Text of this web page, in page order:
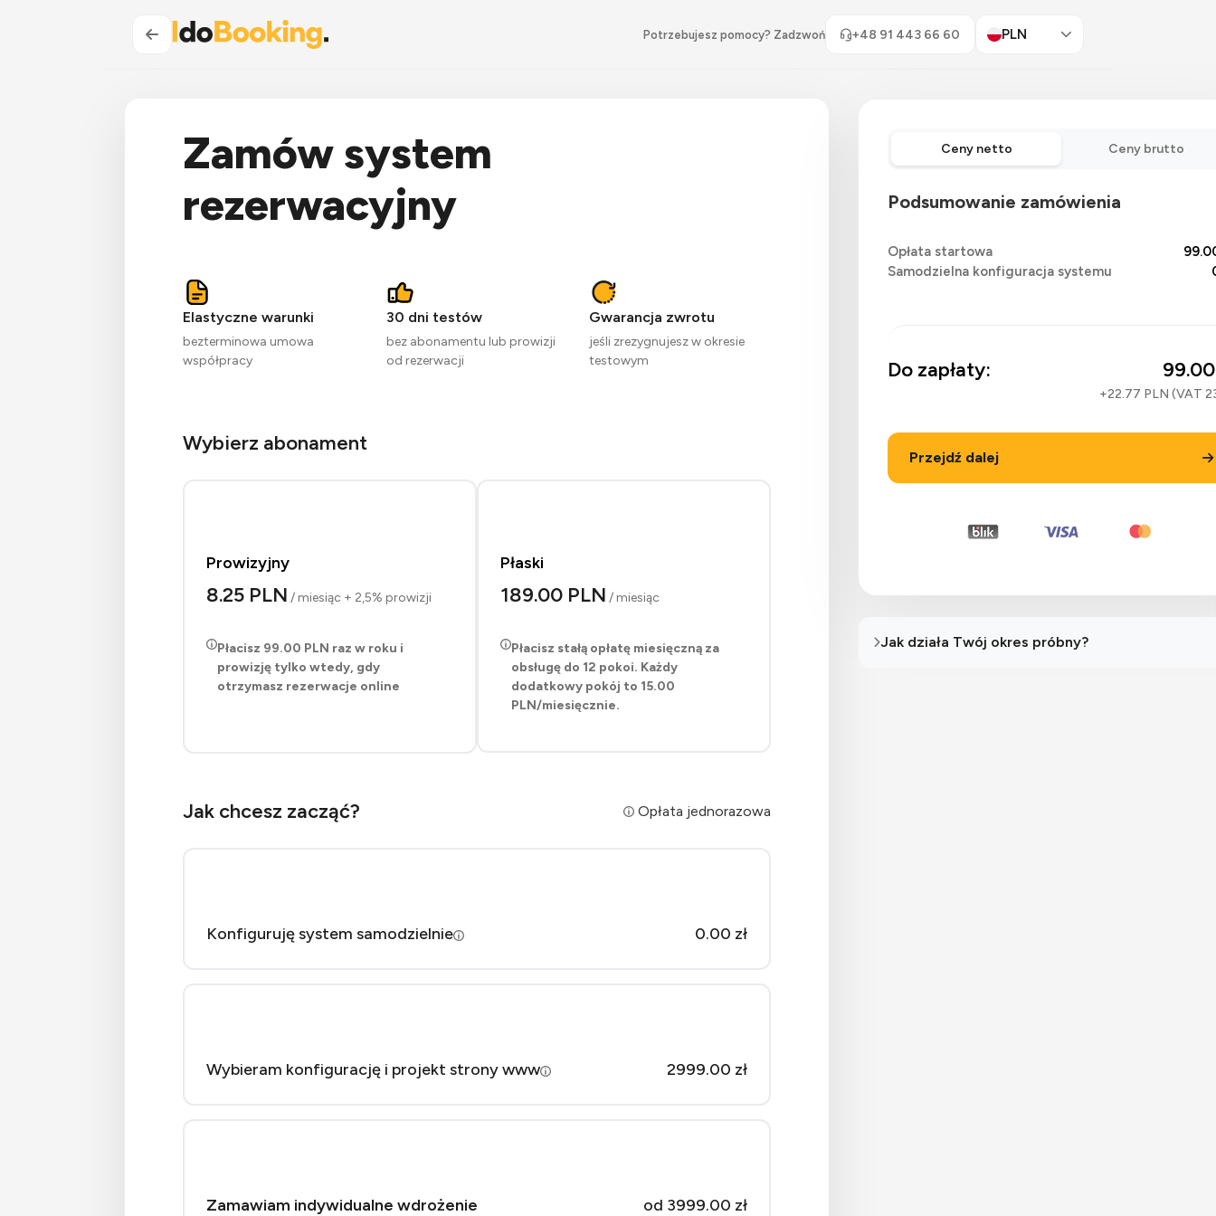
Potrzebujesz pomocy? Zadzwoń +48 91 443 66 60 PLN
Zamów system
rezerwacyjny
Elastyczne warunki
bezterminowa umowa
współpracy
30 dni testów
bez abonamentu lub prowizji
od rezerwacji
Gwarancja zwrotu
jeśli zrezygnujesz w okresie
testowym
Wybierz abonament
Prowizyjny
8.25 PLN / miesiąc + 2,5% prowizji
Płacisz 99.00 PLN raz w roku i
prowizję tylko wtedy, gdy
otrzymasz rezerwacje online
Płaski
189.00 PLN / miesiąc
Płacisz stałą opłatę miesięczną za
obsługę do 12 pokoi. Każdy
dodatkowy pokój to 15.00
PLN/miesięcznie.
Jak chcesz zacząć? Opłata jednorazowa
Konfiguruję system samodzielnie 0.00 zł
Wybieram konfigurację i projekt strony www 2999.00 zł
Zamawiam indywidualne wdrożenie od 3999.00 zł
Ceny netto Ceny brutto
Podsumowanie zamówienia
Opłata startowa
Samodzielna konfiguracja systemu
Do zapłaty: 99.00
+22.77 PLN (VAT
Przejdź dalej
Jak działa Twój okres próbny?